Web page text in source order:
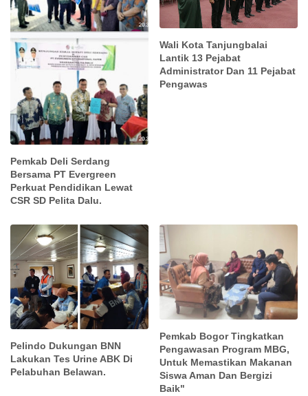
Pemkab Deli Serdang
Bersama PT Evergreen
Perkuat Pendidikan Lewat
CSR SD Pelita Dalu.
Wali Kota Tanjungbalai
Lantik 13 Pejabat
Administrator Dan 11 Pejabat
Pengawas
Pelindo Dukungan BNN
Lakukan Tes Urine ABK Di
Pelabuhan Belawan.
Pemkab Bogor Tingkatkan
Pengawasan Program MBG,
Untuk Memastikan Makanan
Siswa Aman Dan Bergizi
Baik"